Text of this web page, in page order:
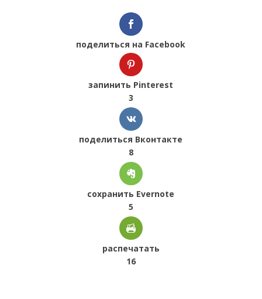
поделиться на Facebook
запинить Pinterest
3
поделиться Вконтакте
8
сохранить Evernote
5
распечатать
16